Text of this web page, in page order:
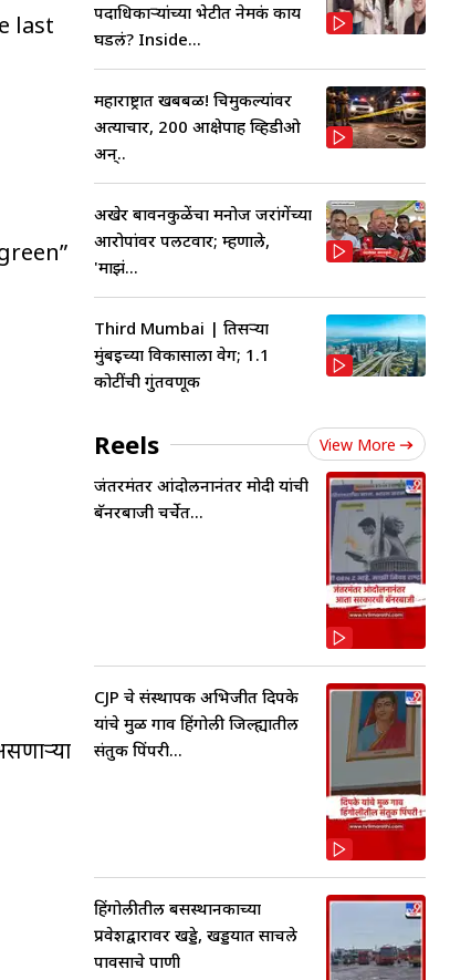
last
पदाधिकाऱ्यांच्या भेटीत नेमकं काय
घडलं? Inside...
महाराष्ट्रात खबबळ! चिमुकल्यांवर
अत्याचार, 200 आक्षेपार्ह व्हिडीओ
अन्..
अखेर बावनकुळेंचा मनोज जरांगेंच्या
आरोपांवर पलटवार; म्हणाले,
'माझं...
Third Mumbai | तिसऱ्या
मुंबईच्या विकासाला वेग; 1.1
कोटींची गुंतवणूक
Reels View More
जंतरमंतर आंदोलनानंतर मोदी यांची
बॅनरबाजी चर्चेत...
CJP चे संस्थापक अभिजीत दिपके
यांचे मुळ गाव हिंगोली जिल्ह्यातील
संतुक पिंपरी...
हिंगोलीतील बसस्थानकाच्या
प्रवेशद्वारावर खड्डे, खड्डयात साचले
पावसाचे पाणी